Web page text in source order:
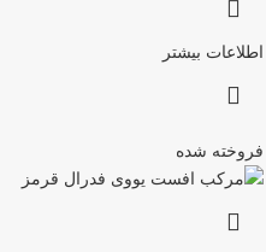
اطلاعات بیشتر
فروخته شده